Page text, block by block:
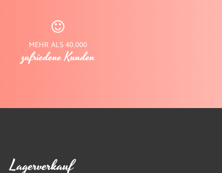
MEHR ALS 40.000
zufriedene Kunden
Lagerverkauf